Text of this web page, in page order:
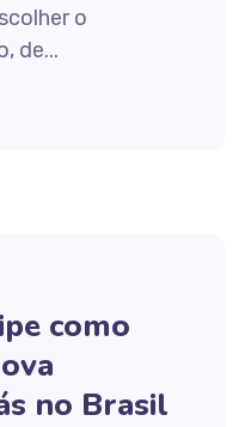
o
de...
como
no Brasil